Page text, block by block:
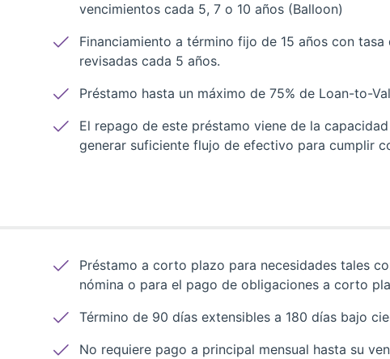
vencimientos cada 5, 7 o 10 años (Balloon)
Financiamiento a término fijo de 15 años con
revisadas cada 5 años.
Préstamo hasta un máximo de 75% de Loan-to-
El repago de este préstamo viene de la
generar suficiente flujo de efectivo para cumplir
Préstamo a corto plazo para necesidades tales
nómina o para el pago de obligaciones a corto
Término de 90 días extensibles a 180 días bajo
No requiere pago a principal mensual hasta su